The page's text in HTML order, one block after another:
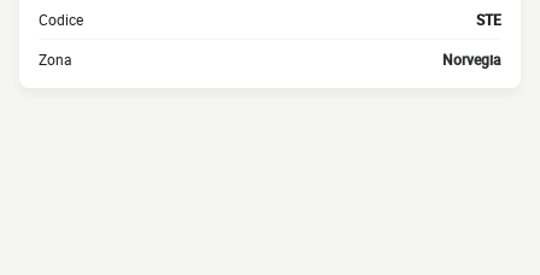
Codice STE
Zona Norvegia